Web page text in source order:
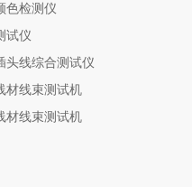
色检测仪
试仪
头线综合测试仪
材线束测试机
材线束测试机